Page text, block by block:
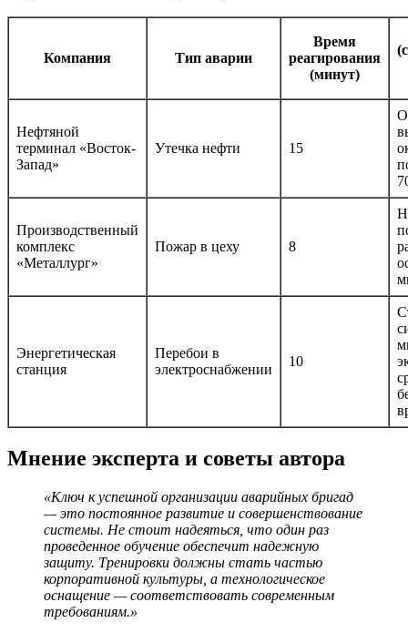
Компания Тип аварии
Время
реагирования
(минут)
Нефтяной
терминал «Восток-
Запад»
Утечка нефти 15
Производственный
комплекс
«Металлург»
Пожар в цеху 8
Энергетическая
станция
Перебои в
электроснабжении
10
Мнение эксперта и советы автора
«Ключ к успешной организации аварийных бригад
— это постоянное развитие и совершенствование
системы. Не стоит надеяться, что один раз
проведенное обучение обеспечит надежную
защиту. Тренировки должны стать частью
корпоративной культуры, а технологическое
оснащение — соответствовать современным
требованиям.»